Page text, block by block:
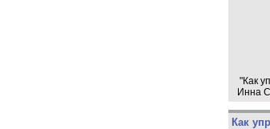
"Как
Инна
Как